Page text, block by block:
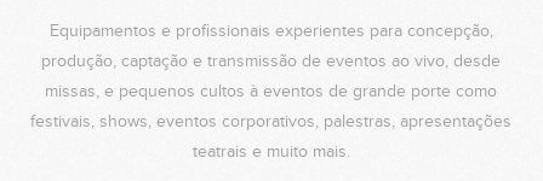
Equipamentos e profissionais experientes para concepção,
produção, captação e transmissão de eventos ao vivo, desde
missas, e pequenos cultos à eventos de grande porte como
festivais, shows, eventos corporativos, palestras, apresentações
teatrais e muito mais.